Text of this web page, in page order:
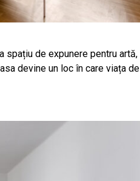
spațiu de expunere pentru artă,
devine un loc în care viața de